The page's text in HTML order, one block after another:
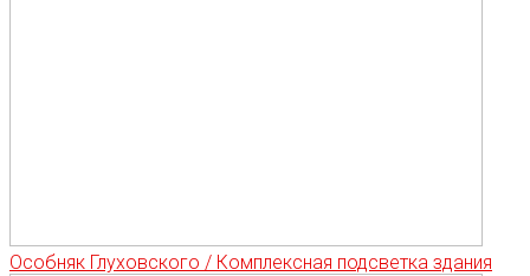
Особняк Глуховского / Комплексная подсветка здания